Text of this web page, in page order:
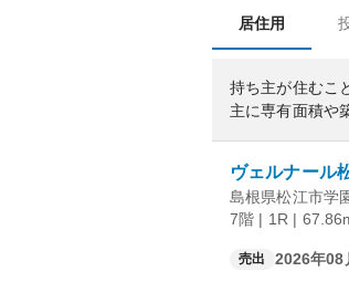
居住用
持ち主が住むこ
主に専有面積や
ヴェルナール
島根県松江市学
7階 | 1R |
売出 2026年08